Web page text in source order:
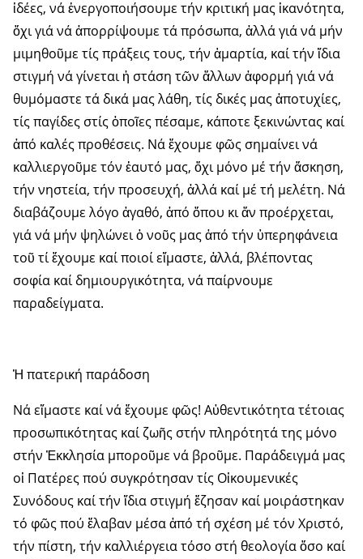
ἰδέες, νά ἐνεργοποιήσουμε τήν κριτική μας ἱκανότητα,
ὄχι γιά νά ἀπορρίψουμε τά πρόσωπα, ἀλλά γιά νά μήν
μιμηθοῦμε τίς πράξεις τους, τήν ἁμαρτία, καί τήν ἴδια
στιγμή νά γίνεται ἡ στάση τῶν ἄλλων ἀφορμή γιά νά
θυμόμαστε τά δικά μας λάθη, τίς δικές μας ἀποτυχίες,
τίς παγίδες στίς ὁποῖες πέσαμε, κάποτε ξεκινώντας καί
ἀπό καλές προθέσεις. Νά ἔχουμε φῶς σημαίνει νά
καλλιεργοῦμε τόν ἑαυτό μας, ὄχι μόνο μέ τήν ἄσκηση,
τήν νηστεία, τήν προσευχή, ἀλλά καί μέ τή μελέτη. Νά
διαβάζουμε λόγο ἀγαθό, ἀπό ὅπου κι ἄν προέρχεται,
γιά νά μήν ψηλώνει ὁ νοῦς μας ἀπό τήν ὑπερηφάνεια
τοῦ τί ἔχουμε καί ποιοί εἴμαστε, ἀλλά, βλέποντας
σοφία καί δημιουργικότητα, νά παίρνουμε
παραδείγματα.
Ἡ πατερική παράδοση
Νά εἴμαστε καί νά ἔχουμε φῶς! Αὐθεντικότητα τέτοιας
προσωπικότητας καί ζωῆς στήν πληρότητά της μόνο
στήν Ἐκκλησία μποροῦμε νά βροῦμε. Παράδειγμά μας
οἱ Πατέρες πού συγκρότησαν τίς Οἰκουμενικές
Συνόδους καί τήν ἴδια στιγμή ἔζησαν καί μοιράστηκαν
τό φῶς πού ἔλαβαν μέσα ἀπό τή σχέση μέ τόν Χριστό,
τήν πίστη, τήν καλλιέργεια τόσο στή θεολογία ὅσο καί